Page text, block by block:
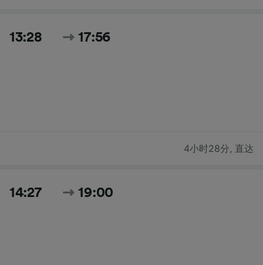
13:28 17:56
4小时28分, 直达
14:27 19:00